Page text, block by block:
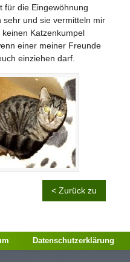
für die Eingewöhnung
sehr und sie vermitteln mir
Katzenkumpel
einer meiner Freunde
einziehen darf.
< Zurück zu
Datenschutzerklärung